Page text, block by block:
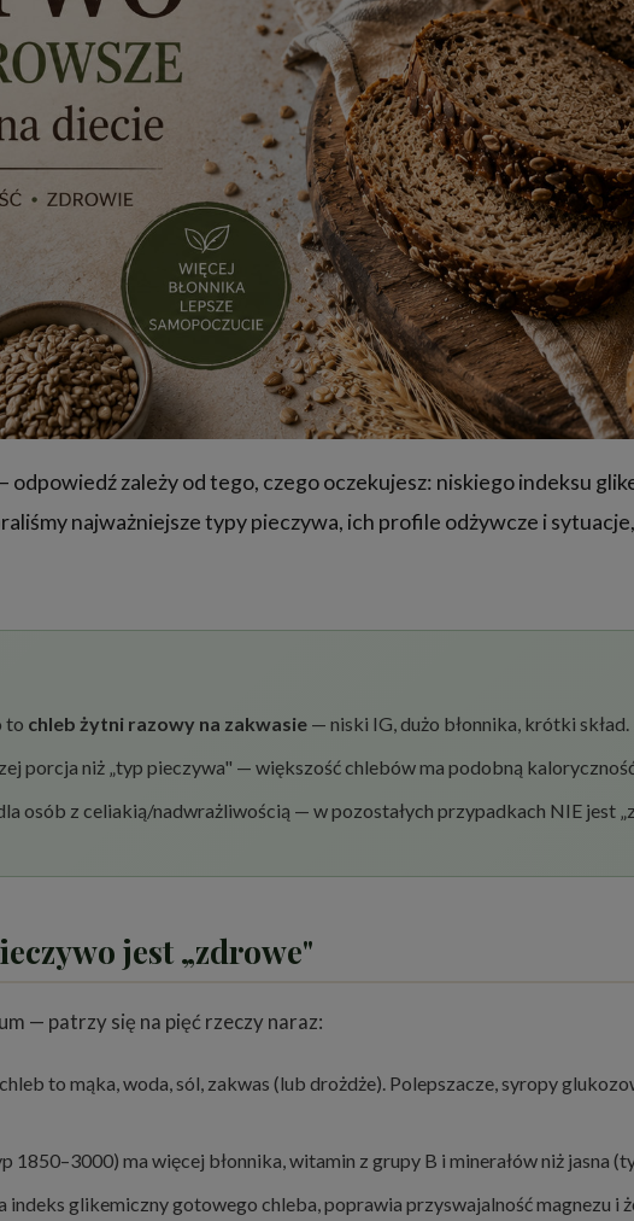
zależy od tego, czego oczekujesz: niskiego indeksu
najważniejsze typy pieczywa, ich profile odżywcze i
to chleb żytni razowy na zakwasie — niski IG, dużo błonnika, krótki skład.
porcja niż „typ pieczywa" — większość chlebów ma podobną
osób z celiakią/nadwrażliwością — w pozostałych przypadkach NIE jest
jest „zdrowe"
— patrzy się na pięć rzeczy naraz:
to mąka, woda, sól, zakwas (lub drożdże). Polepszacze, syropy
1850–3000) ma więcej błonnika, witamin z grupy B i minerałów niż jasna
indeks glikemiczny gotowego chleba, poprawia przyswajalność magnezu i